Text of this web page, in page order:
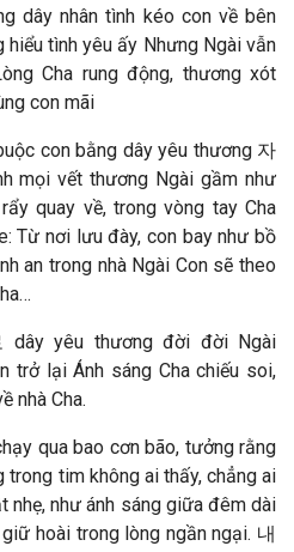
dây nhân tình kéo con về bên
hiểu tình yêu ấy Nhưng Ngài vẫn
Cha rung động, thương xót
con mãi
con bằng dây yêu thương 자
mọi vết thương Ngài gầm như
quay về, trong vòng tay Cha
Từ nơi lưu đày, con bay như bồ
an trong nhà Ngài Con sẽ theo
dây yêu thương đời đời Ngài
trở lại Ánh sáng Cha chiếu soi,
nhà Cha.
qua bao cơn bão, tưởng rằng
trong tim không ai thấy, chẳng ai
nhẹ, như ánh sáng giữa đêm dài
hoài trong lòng ngần ngại. 내